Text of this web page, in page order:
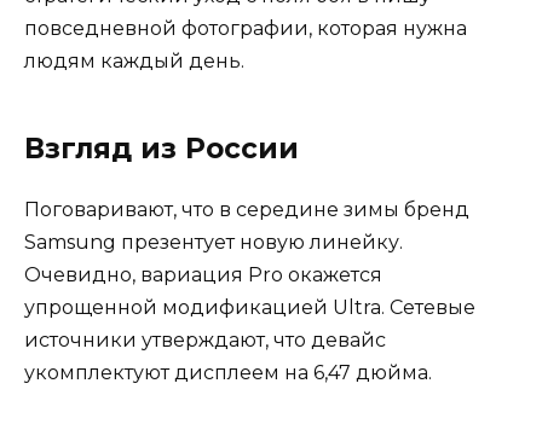
повседневной фотографии, которая нужна
людям каждый день.
Взгляд из России
Поговаривают, что в середине зимы бренд
Samsung презентует новую линейку.
Очевидно, вариация Pro окажется
упрощенной модификацией Ultra. Сетевые
источники утверждают, что девайс
укомплектуют дисплеем на 6,47 дюйма.